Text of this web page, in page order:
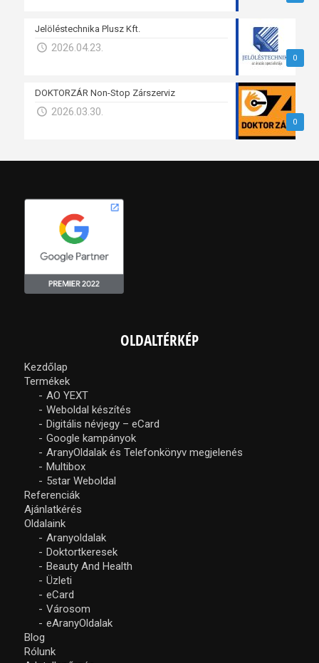
0
Jelöléstechnika Plusz Kft.
2026.04.23.
0
DOKTORZÁR Non-Stop Zárszerviz
2026.03.30.
OLDALTÉRKÉP
Kezdőlap
Termékek
AO YEXT
Weboldal készítés
Digitális névjegy – eCard
Google kampányok
AranyOldalak és Telefonkönyv megjelenés
Multibox
5star Weboldal
Referenciák
Ajánlatkérés
Oldalaink
Aranyoldalak
Doktortkeresek
Beauty And Health
Üzleti
eCard
Városom
eAranyOldalak
Blog
Rólunk